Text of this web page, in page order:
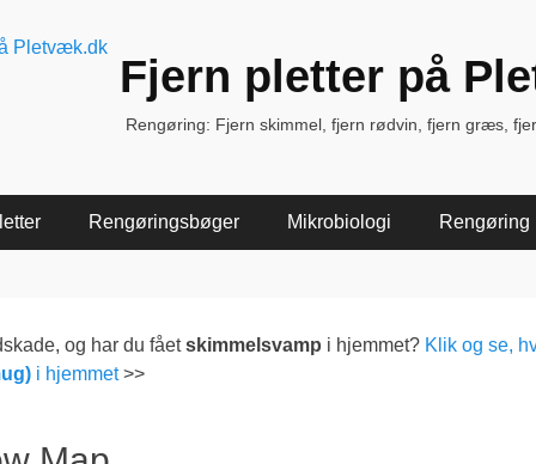
Fjern pletter på
Rengøring: Fjern skimmel, fjern rødvin, fjern græs,
Rengøringsbøger Mikrobiologi Rengøring
og har du fåetskimmelsvamp i hjemmet? Klik og se,
i hjemmet>>